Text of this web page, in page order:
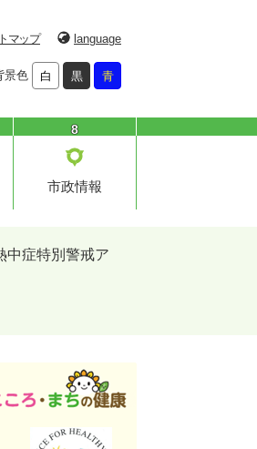
マップ language
景色 白 黒 青
8
市政情報
中症特別警戒ア